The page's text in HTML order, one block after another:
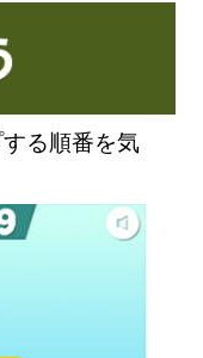
る順番を気